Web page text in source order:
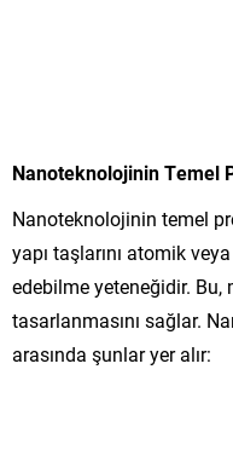
Nanoteknolojinin Temel
Nanoteknolojinin temel
yapı taşlarını atomik
edebilme yeteneğidir.
tasarlanmasını sağlar.
arasında şunlar yer alır: